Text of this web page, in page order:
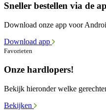
Sneller bestellen via de
Download onze app voor
Download app
Favorieten
Onze hardlopers!
Bekijk hieronder welke
Bekijken